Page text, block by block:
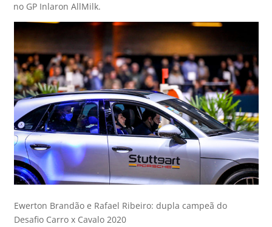
no GP Inlaron AllMilk.
Ewerton Brandão e Rafael Ribeiro: dupla campeã do
Desafio Carro x Cavalo 2020